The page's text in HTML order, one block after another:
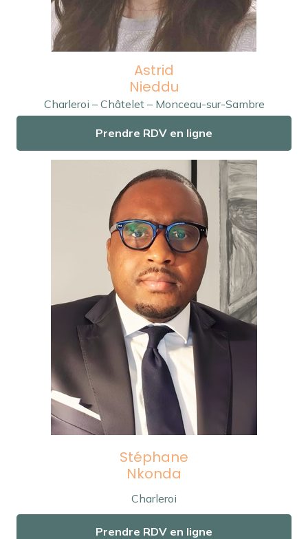
Astrid
Nieddu
Charleroi – Châtelet – Monceau-sur-Sambre
Prendre RDV en ligne
Stéphane
Nkonda
Charleroi
Prendre RDV en ligne